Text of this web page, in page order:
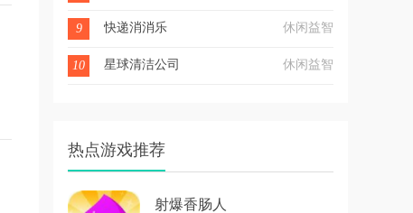
9 快递消消乐 休闲益智
10 星球清洁公司 休闲益智
热点游戏推荐
射爆香肠人